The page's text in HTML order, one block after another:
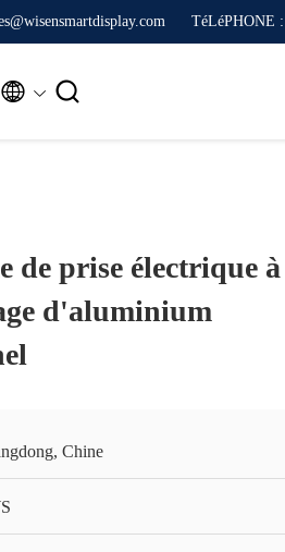
TéLéPHONE
 
de prise électrique
d'aluminium
Chine